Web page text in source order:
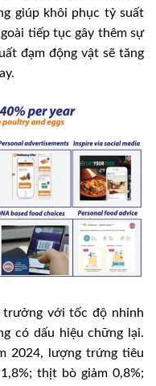
giúp khôi phục tỷ suất
tiếp tục gây thêm sự
đạm động vật sẽ tăng
với tốc độ nhỉnh
có dấu hiệu chững lại.
2024, lượng trứng tiêu
thịt bò giảm 0,8%;